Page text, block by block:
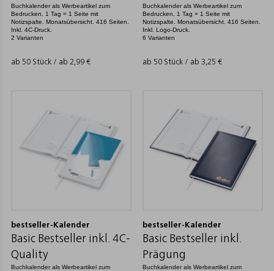
Buchkalender als Werbeartikel zum
Bedrucken. 1 Tag = 1 Seite mit
Notizspalte. Monatsübersicht. 416 Seiten.
Inkl. 4C-Druck.
2 Varianten
ab 50 Stück / ab 2,99 €
Buchkalender als Werbeartikel zum
Bedrucken. 1 Tag = 1 Seite mit
Notizspalte. Monatsübersicht. 416 Seiten.
Inkl. Logo-Druck.
6 Varianten
ab 50 Stück / ab 3,25 €
bestseller-Kalender
Basic Bestseller inkl. 4C-
Quality
Buchkalender als Werbeartikel zum
bestseller-Kalender
Basic Bestseller inkl.
Prägung
Buchkalender als Werbeartikel zum